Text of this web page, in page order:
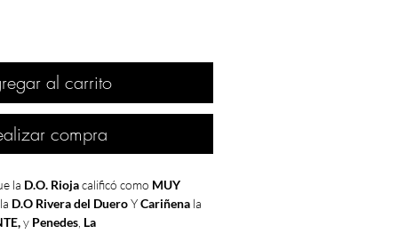
al carrito
compra
la D.O. Riojacalificó como MUY
D.O Rivera del DueroYCariñena la
y Penedes La